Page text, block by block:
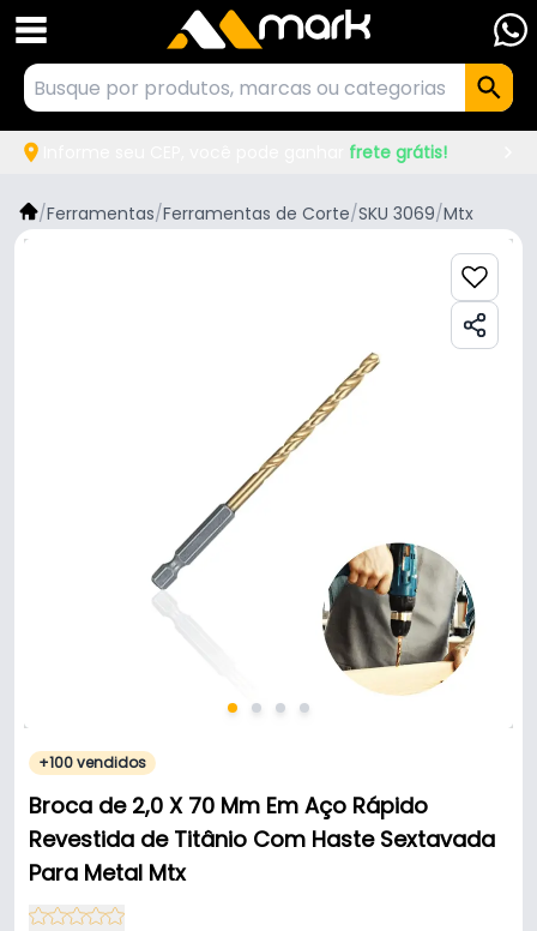
frete grátis!
/Ferramentas/Ferramentas de Corte/SKU 3069/Mtx
+100 vendidos
Broca de 2,0 X 70 Mm Em Aço Rápido
Revestida de Titânio Com Haste Sextavada
Para Metal Mtx